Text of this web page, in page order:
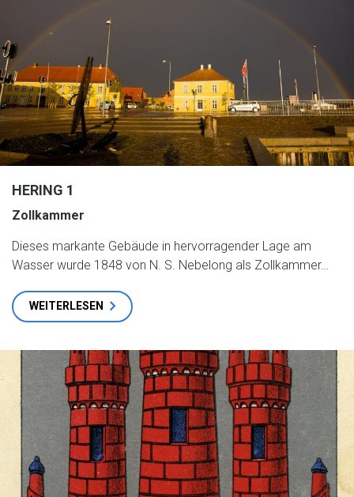
HERING 1
Zollkammer
Dieses markante Gebäude in hervorragender Lage am
Wasser wurde 1848 von N. S. Nebelong als Zollkammer…
WEITERLESEN